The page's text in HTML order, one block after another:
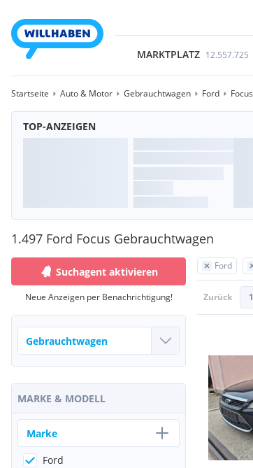
MARKTPLATZ 12.557.725
Startseite Auto & Motor Gebrauchtwagen Ford Focus
TOP-ANZEIGEN
1.497 Ford Focus Gebrauchtwagen
Ford
Zurück 1
Suchagent aktivieren
Neue Anzeigen per Benachrichtigung!
MARKE & MODELL
Marke
Ford